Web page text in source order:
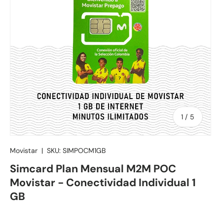
1 / de
5
Movistar | SKU: SIMPOCM1GB
Simcard Plan Mensual M2M POC
Movistar - Conectividad Individual 1
GB